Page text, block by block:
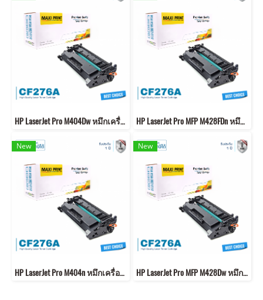
HP LaserJet Pro M404Dw หมึกเครื่องปริ้น CF276A คุณภาพสูง พิมพ์คมชัด ส่งฟรี HP LaserJet Pro MFP M428FDn หมึกเครื่องปริ้น CF276A คุณภาพสูง พิมพ์คมชัด ส่งฟรี
New
HP LaserJet Pro M404n หมึกเครื่องปริ้น CF276A คุณภาพสูง พิมพ์คมชัด ส่งฟรี
New
HP LaserJet Pro MFP M428Dw หมึกเครื่องปริ้น CF276A คุณภาพสูง พิมพ์คมชัด ส่งฟรี